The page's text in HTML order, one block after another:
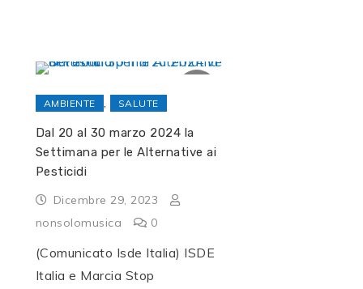
AMBIENTE , SALUTE
Dal 20 al 30 marzo 2024 la
Settimana per le Alternative ai
Pesticidi
Dicembre 29, 2023
nonsolomusica
0
(Comunicato Isde Italia) ISDE
Italia e Marcia Stop